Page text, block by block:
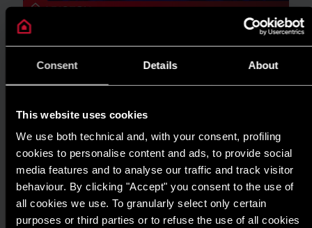
Consent Details About
This website uses cookies
We use both technical and, with your consent, profiling
cookies to personalise content and ads, to provide social
media features and to analyse our traffic and track visitor
behaviour. By clicking "Accept" you consent to the use of
all cookies we use. To granularly select only certain
purposes or third parties or to refuse the use of all cookies
TIN TỨC
CHO GIẢI PHÁP NƯỚC NÓNG TẠI GIẢI
ĐỌC THÊM